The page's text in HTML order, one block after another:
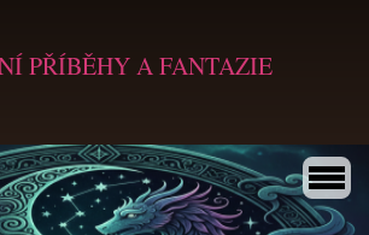
PŘÍBĚHY A FANTAZIE